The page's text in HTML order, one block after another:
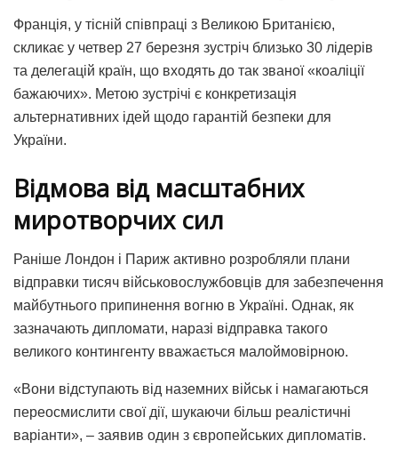
Франція, у тісній співпраці з Великою Британією,
скликає у четвер 27 березня зустріч близько 30 лідерів
та делегацій країн, що входять до так званої «коаліції
бажаючих». Метою зустрічі є конкретизація
альтернативних ідей щодо гарантій безпеки для
України.
Відмова від масштабних
миротворчих сил
Раніше Лондон і Париж активно розробляли плани
відправки тисяч військовослужбовців для забезпечення
майбутнього припинення вогню в Україні. Однак, як
зазначають дипломати, наразі відправка такого
великого контингенту вважається малоймовірною.
«Вони відступають від наземних військ і намагаються
переосмислити свої дії, шукаючи більш реалістичні
варіанти», – заявив один з європейських дипломатів.